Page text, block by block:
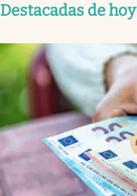
Destacadas de hoy